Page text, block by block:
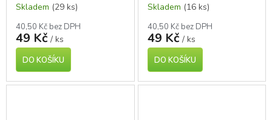
Skladem (29 ks)
40,50 Kč bez DPH
49 Kč / ks
DO KOŠÍKU
Skladem (16 ks)
40,50 Kč bez DPH
49 Kč / ks
DO KOŠÍKU